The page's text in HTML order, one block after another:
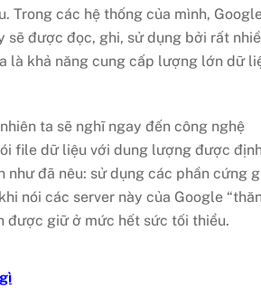
Trong các hệ thống của mình,
được đọc, ghi, sử dụng bởi rất
là khả năng cung cấp lượng lớn dữ
ta sẽ nghĩ ngay đến công nghệ
file dữ liệu với dung lượng được định
đã nêu: sử dụng các phần cứng
nói các server này của Google
được giữ ở mức hết sức tối thiểu.